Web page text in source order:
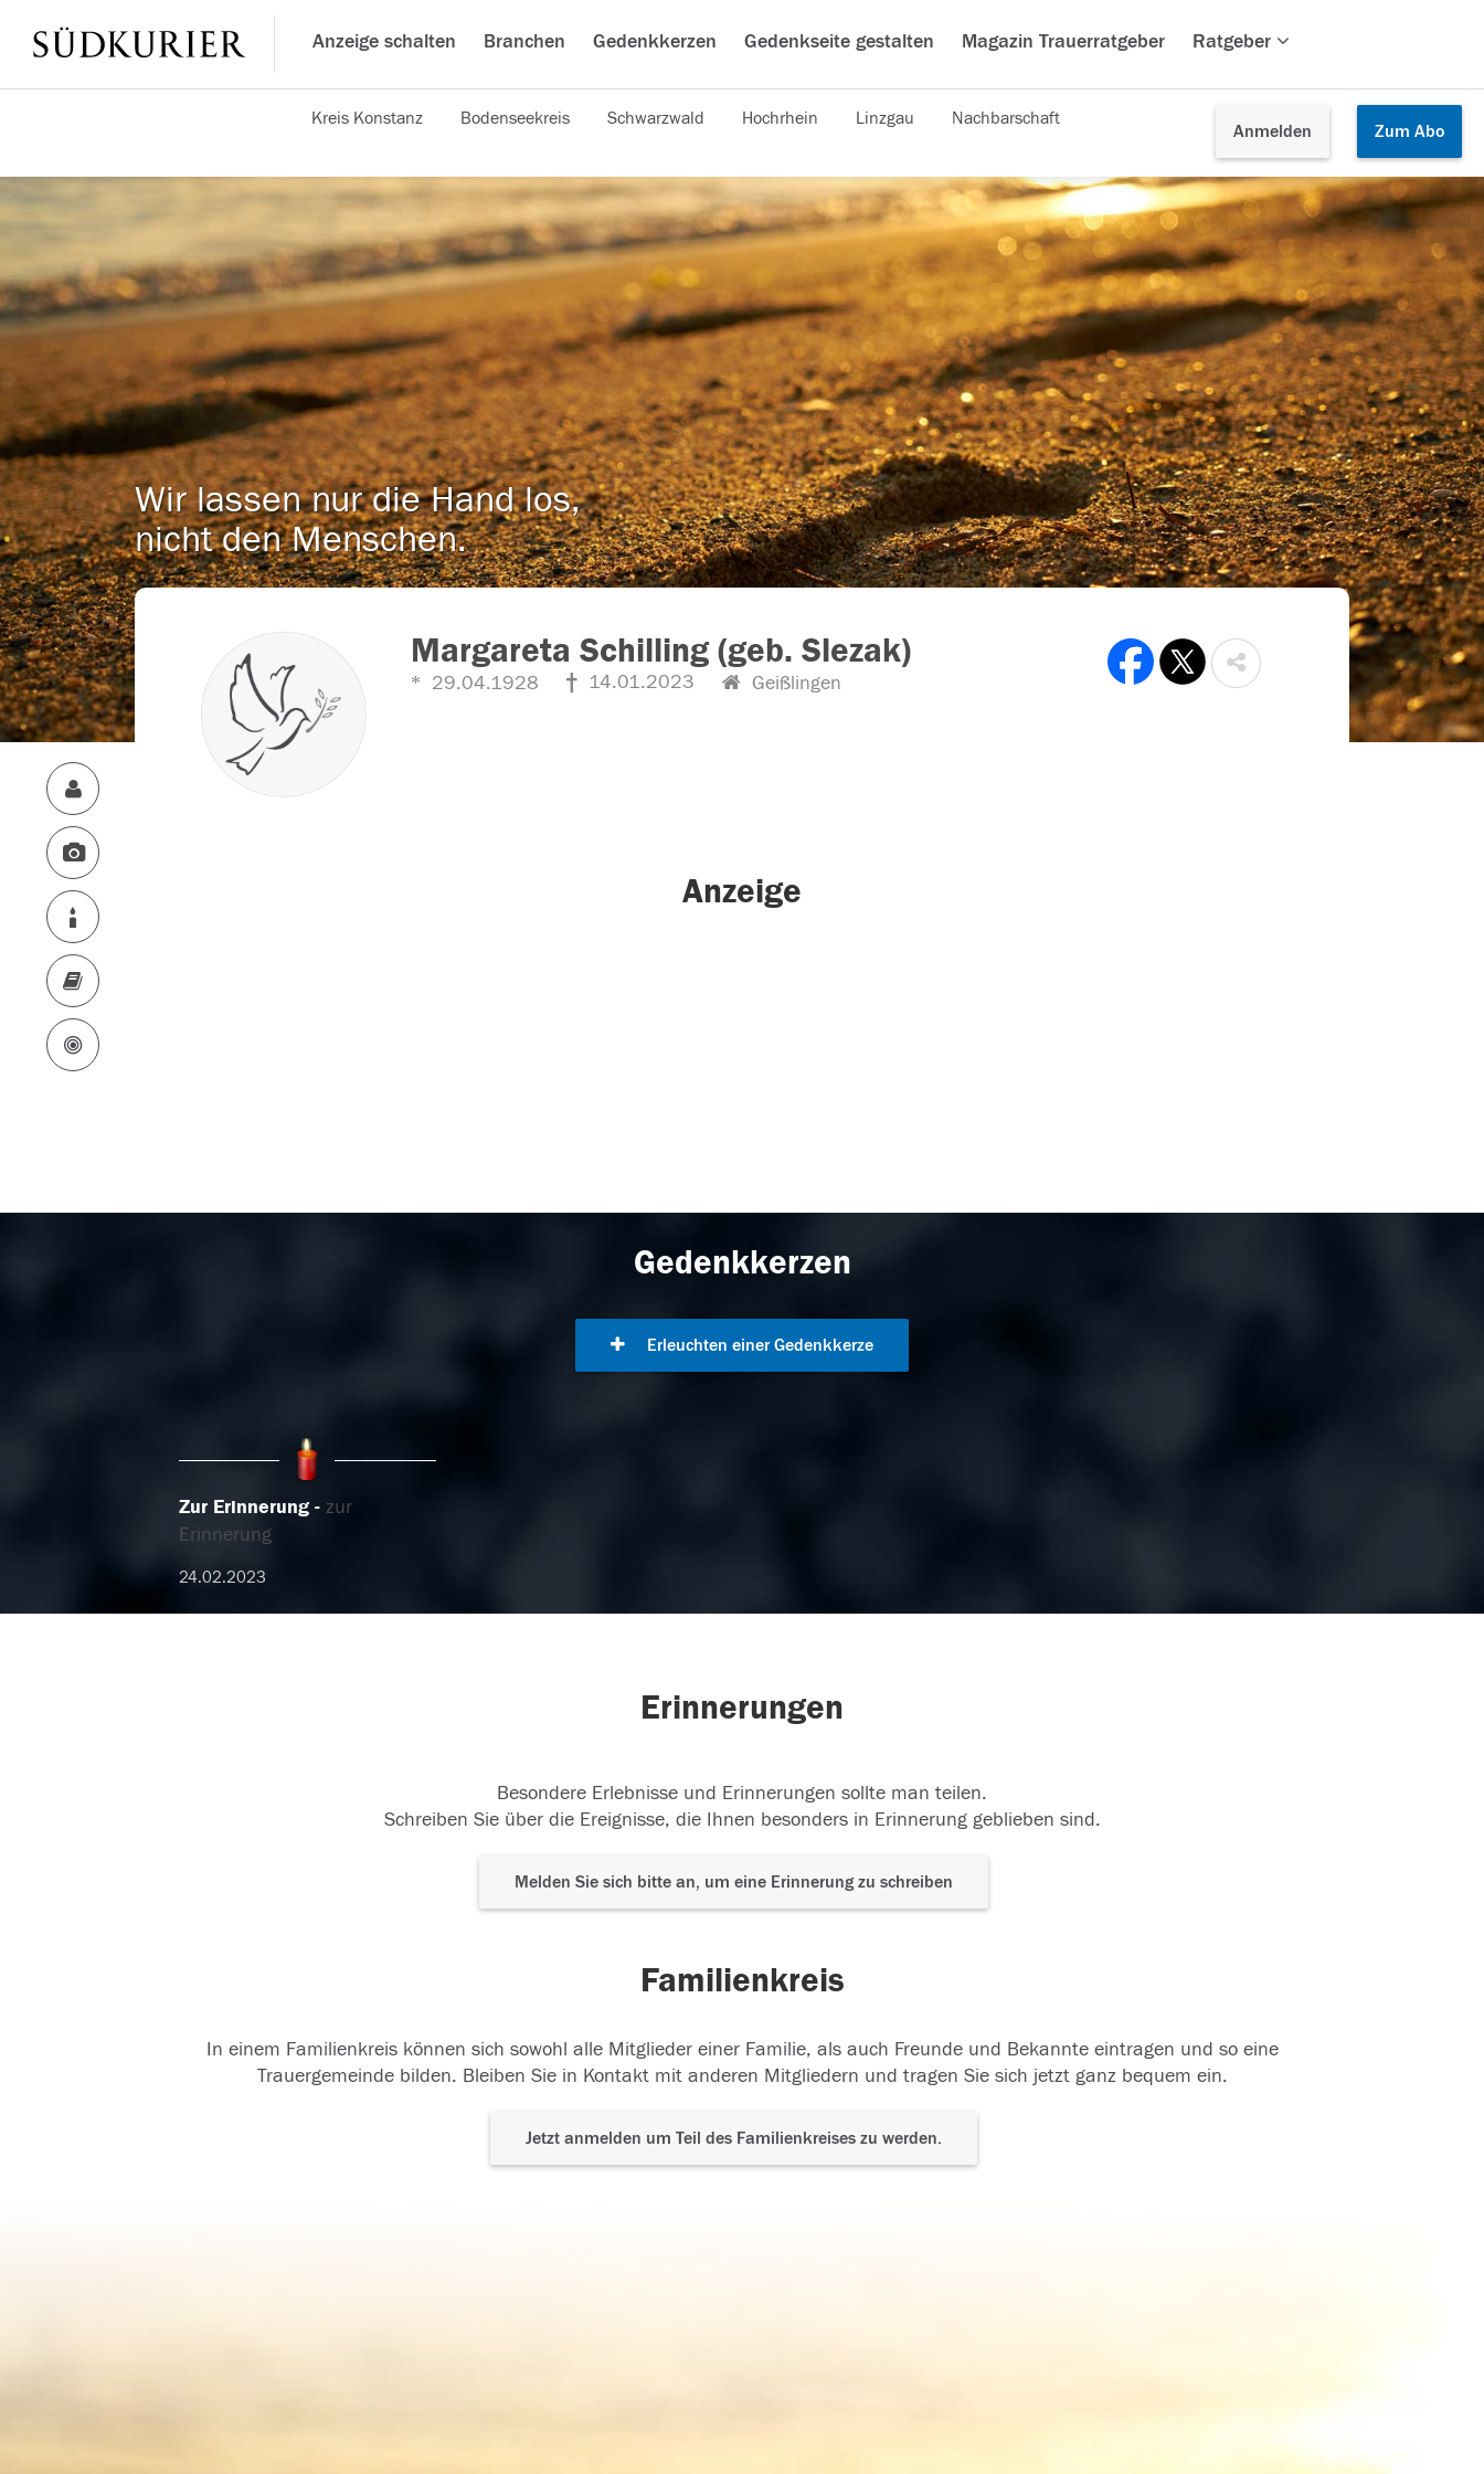
Anzeige schalten Branchen Gedenkkerzen Gedenkseite gestalten Magazin Trauerratgeber Ratgeber
Anmelden Zum Abo
Kreis Konstanz Bodenseekreis Schwarzwald Hochrhein Linzgau Nachbarschaft
Wir lassen nur die Hand los,
nicht den Menschen.
Margareta Schilling (geb. Slezak)
29.04.1928 14.01.2023 Geißlingen
Anzeige
Gedenkkerzen
Erleuchten einer Gedenkkerze
Zur Erinnerung
zur
Erinnerung
24.02.2023
Erinnerungen
Besondere Erlebnisse und Erinnerungen sollte man teilen.
Schreiben Sie über die Ereignisse, die Ihnen besonders in Erinnerung geblieben sind.
Melden Sie sich bitte an, um eine Erinnerung zu schreiben
Familienkreis
In einem Familienkreis können sich sowohl alle Mitglieder einer Familie, als auch Freunde und Bekannte eintragen und so eine
Trauergemeinde bilden. Bleiben Sie in Kontakt mit anderen Mitgliedern und tragen Sie sich jetzt ganz bequem ein.
Jetzt anmelden um Teil des Familienkreises zu werden.